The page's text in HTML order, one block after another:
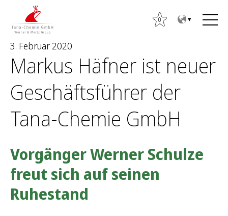
0
S
e
n
n
a
c
3. Februar 2020
Markus Häfner ist neuer
Geschäftsführer der
Tana-Chemie GmbH
Vorgänger Werner Schulze
freut sich auf seinen
Ruhestand